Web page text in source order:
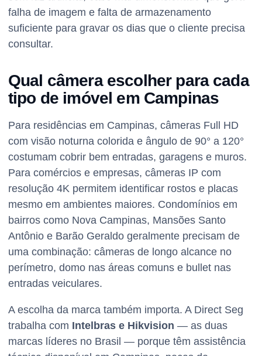
falha de imagem e falta de armazenamento
suficiente para gravar os dias que o cliente precisa
consultar.
Qual câmera escolher para cada
tipo de imóvel em Campinas
Para residências em Campinas, câmeras Full HD
com visão noturna colorida e ângulo de 90° a 120°
costumam cobrir bem entradas, garagens e muros.
Para comércios e empresas, câmeras IP com
resolução 4K permitem identificar rostos e placas
mesmo em ambientes maiores. Condomínios em
bairros como Nova Campinas, Mansões Santo
Antônio e Barão Geraldo geralmente precisam de
uma combinação: câmeras de longo alcance no
perímetro, domo nas áreas comuns e bullet nas
entradas veiculares.
A escolha da marca também importa. A Direct Seg
trabalha com Intelbras e Hikvision — as duas
marcas líderes no Brasil — porque têm assistência